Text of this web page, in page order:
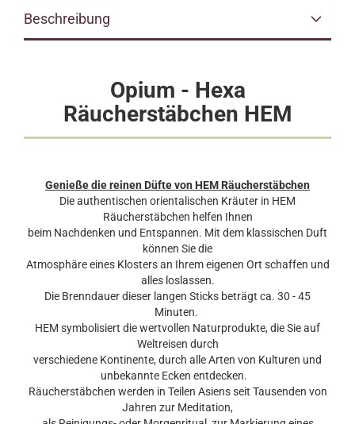
Beschreibung
Opium - Hexa
Räucherstäbchen HEM
Genieße die reinen Düfte von HEM Räucherstäbchen
Die authentischen orientalischen Kräuter in HEM
Räucherstäbchen helfen Ihnen
beim Nachdenken und Entspannen. Mit dem klassischen Duft
können Sie die
Atmosphäre eines Klosters an Ihrem eigenen Ort schaffen und
alles loslassen.
Die Brenndauer dieser langen Sticks beträgt ca. 30 - 45
Minuten.
HEM symbolisiert die wertvollen Naturprodukte, die Sie auf
Weltreisen durch
verschiedene Kontinente, durch alle Arten von Kulturen und
unbekannte Ecken entdecken.
Räucherstäbchen werden in Teilen Asiens seit Tausenden von
Jahren zur Meditation,